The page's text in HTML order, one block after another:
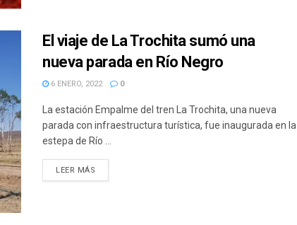
El viaje de La Trochita sumó una
nueva parada en Río Negro
6 ENERO, 2022 0
La estación Empalme del tren La Trochita, una nueva
parada con infraestructura turística, fue inaugurada en la
estepa de Río ...
LEER MÁS